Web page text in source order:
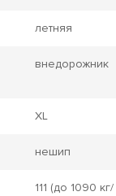
летняя
внедорожник
XL
нешип
111 (до 1090 кг/